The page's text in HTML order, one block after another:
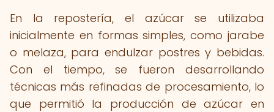
En la repostería, el azúcar se utilizaba
inicialmente en formas simples, como jarabe
o melaza, para endulzar postres y bebidas.
Con el tiempo, se fueron desarrollando
técnicas más refinadas de procesamiento, lo
que permitió la producción de azúcar en